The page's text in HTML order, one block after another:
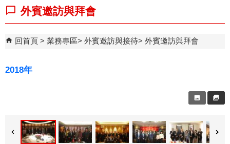
外賓邀訪與拜會
回首頁 業務專區 外賓邀訪與接待 外賓邀訪與拜會
2018年